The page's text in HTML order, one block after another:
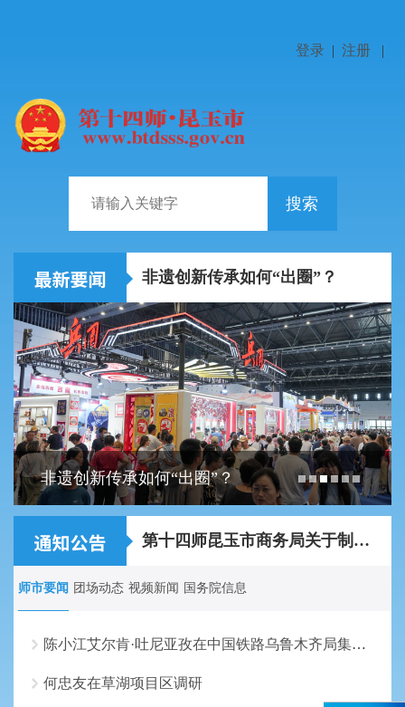
登录 | 注册 |
搜索
非遗创新传承如何“出圈”？
非遗创新传承如何“出圈”？
关于2026年第十四师昆玉市事业单位面向师市...
第十四师昆玉市商务局关于制作农特产品宣传...
师市要闻 团场动态 视频新闻 国务院信息
陈小江艾尔肯·吐尼亚孜在中国铁路乌鲁木齐局集团走访调研
何忠友在草湖项目区调研